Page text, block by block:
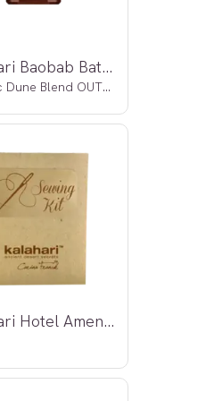
*Kalahari Baobab Bath Oil 160ml
Aromatic Dune Blend OUTLET
*Kalahari Hotel Amenities Sysett